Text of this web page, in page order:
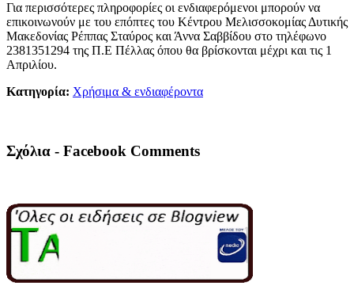
Για περισσότερες πληροφορίες οι ενδιαφερόμενοι μπορούν να
επικοινωνούν με του επόπτες του Κέντρου Μελισσοκομίας Δυτικής
Μακεδονίας Ρέππας Σταύρος και Άννα Σαββίδου στο τηλέφωνο
2381351294 της Π.Ε Πέλλας όπου θα βρίσκονται μέχρι και τις 1
Απριλίου.
Κατηγορία: Χρήσιμα & ενδιαφέροντα
Σχόλια - Facebook Comments